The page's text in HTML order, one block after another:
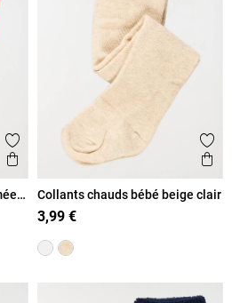
Ajouter aux favoris
Aperçu rapide
Collants chauds bébé beige clair
3,99 €